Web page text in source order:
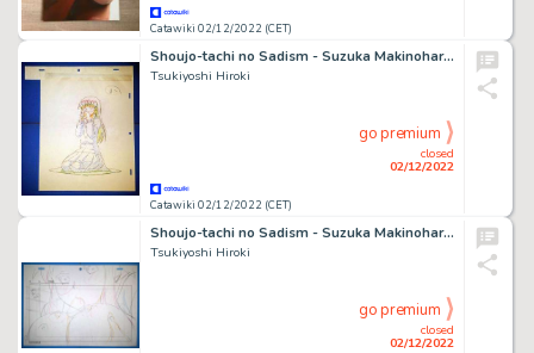
Catawiki 02/12/2022 (CET)
Shoujo-tachi no Sadism - Suzuka Makinohara. Tsukiyoshi Hiroki. Original Hand drawing
Tsukiyoshi Hiroki
Catawiki 02/12/2022 (CET)
closed
02/12/2022
go premium
Shoujo-tachi no Sadism - Suzuka Makinohara. Tsukiyoshi Hiroki. Original Hand drawing
Tsukiyoshi Hiroki
closed
02/12/2022
go premium